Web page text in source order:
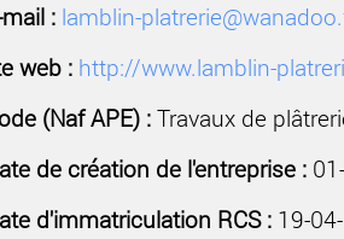
: lamblin-
web : http://www.lamblin-
(Naf APE) : Travaux de
de création de l'entreprise :
d'immatriculation RCS : 19-